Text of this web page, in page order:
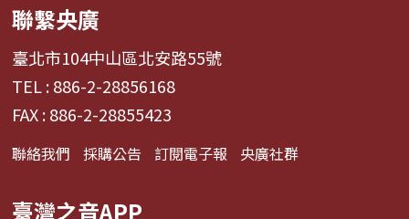
聯繫央廣
臺北市104中山區北安路55號
TEL : 886-2-28856168
FAX : 886-2-28855423
聯絡我們 採購公告 訂閱電子報 央廣社群
臺灣之音APP